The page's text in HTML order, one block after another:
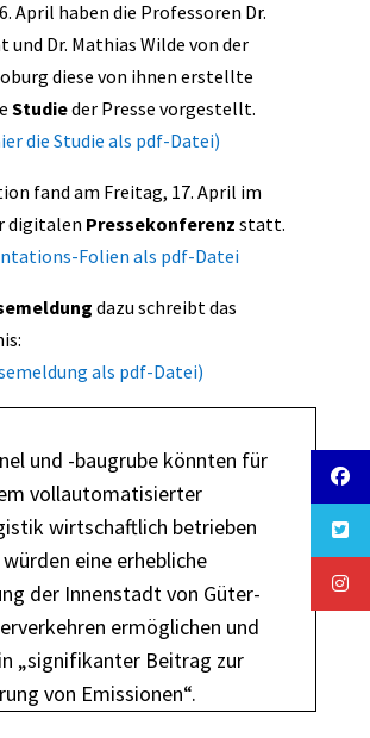
April haben die Professoren Dr.
und Dr. Mathias Wilde von der
diese von ihnen erstellte
Studieder Presse vorgestellt.
die Studie als pdf-Datei)
fand am Freitag, 17. April im
digitalen Pressekonferenz statt.
Folien als pdf-Datei
dazu schreibt das
als pdf-Datei)
und -baugrube könnten für
vollautomatisierter
wirtschaftlich betrieben
eine erhebliche
der Innenstadt von Güter-
ermöglichen und
„signifikanter Beitrag zur
von Emissionen“.